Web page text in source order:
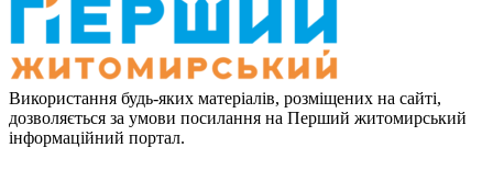
Використання будь-яких матеріалів, розміщених на сайті,
дозволяється за умови посилання на Перший житомирський
інформаційний портал.